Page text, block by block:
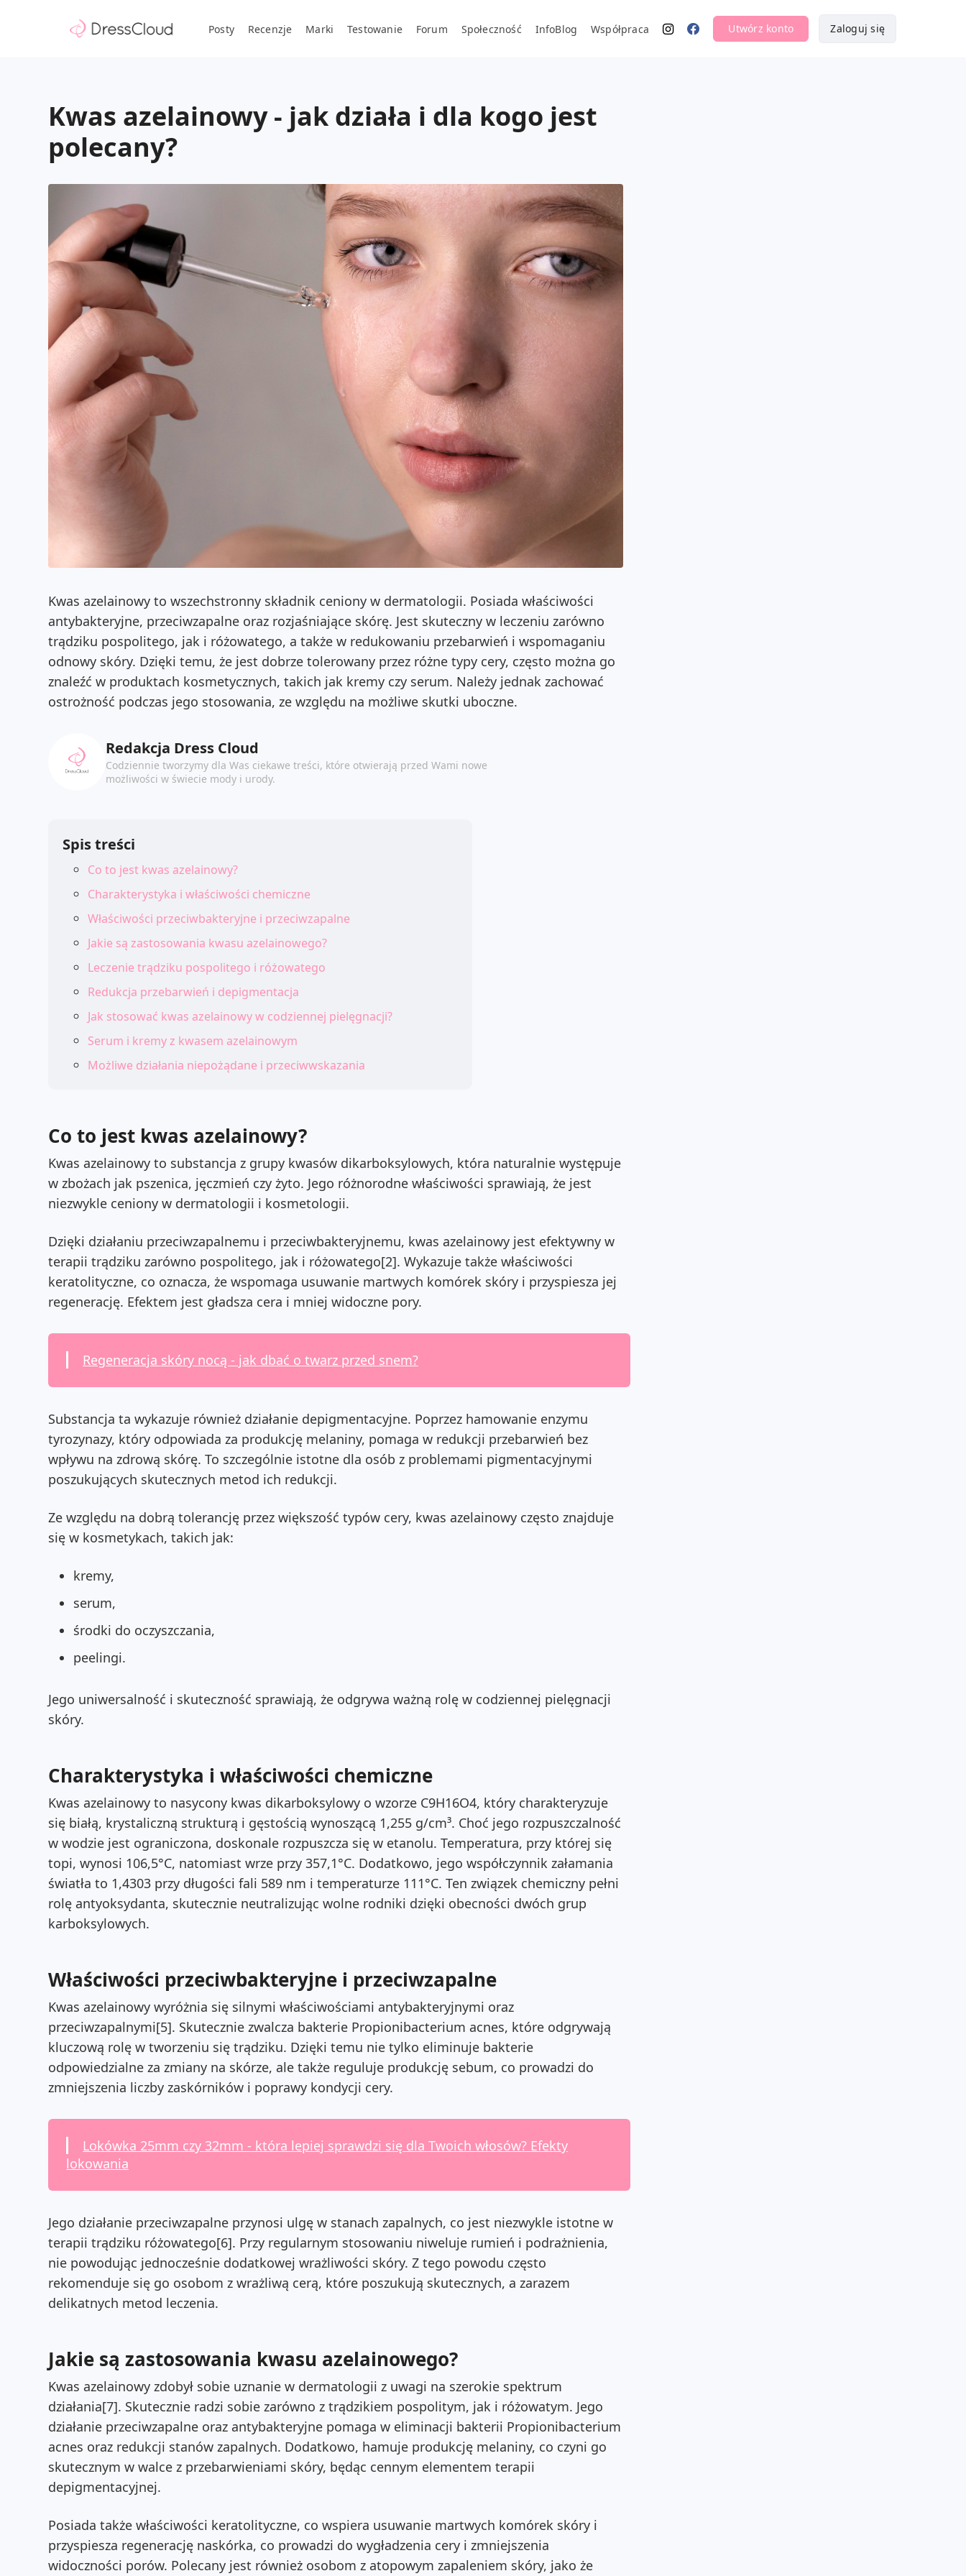
Posty Recenzje Marki Testowanie Forum Społeczność InfoBlog Współpraca Utwórz konto Zaloguj się
Kwas azelainowy - jak działa i dla kogo jest
polecany?
Kwas azelainowy to wszechstronny składnik ceniony w dermatologii. Posiada właściwości
antybakteryjne, przeciwzapalne oraz rozjaśniające skórę. Jest skuteczny w leczeniu zarówno
trądziku pospolitego, jak i różowatego, a także w redukowaniu przebarwień i wspomaganiu
odnowy skóry. Dzięki temu, że jest dobrze tolerowany przez różne typy cery, często można go
znaleźć w produktach kosmetycznych, takich jak kremy czy serum. Należy jednak zachować
ostrożność podczas jego stosowania, ze względu na możliwe skutki uboczne.
Redakcja Dress Cloud
Codziennie tworzymy dla Was ciekawe treści, które otwierają przed Wami nowe
możliwości w świecie mody i urody.
Spis treści
Co to jest kwas azelainowy?
Charakterystyka i właściwości chemiczne
Właściwości przeciwbakteryjne i przeciwzapalne
Jakie są zastosowania kwasu azelainowego?
Leczenie trądziku pospolitego i różowatego
Redukcja przebarwień i depigmentacja
Jak stosować kwas azelainowy w codziennej pielęgnacji?
Serum i kremy z kwasem azelainowym
Możliwe działania niepożądane i przeciwwskazania
Co to jest kwas azelainowy?
Kwas azelainowy to substancja z grupy kwasów dikarboksylowych, która naturalnie występuje
w zbożach jak pszenica, jęczmień czy żyto. Jego różnorodne właściwości sprawiają, że jest
niezwykle ceniony w dermatologii i kosmetologii.
Dzięki działaniu przeciwzapalnemu i przeciwbakteryjnemu, kwas azelainowy jest efektywny w
terapii trądziku zarówno pospolitego, jak i różowatego[2]. Wykazuje także właściwości
keratolityczne, co oznacza, że wspomaga usuwanie martwych komórek skóry i przyspiesza jej
regenerację. Efektem jest gładsza cera i mniej widoczne pory.
Regeneracja skóry nocą - jak dbać o twarz przed snem?
Substancja ta wykazuje również działanie depigmentacyjne. Poprzez hamowanie enzymu
tyrozynazy, który odpowiada za produkcję melaniny, pomaga w redukcji przebarwień bez
wpływu na zdrową skórę. To szczególnie istotne dla osób z problemami pigmentacyjnymi
poszukujących skutecznych metod ich redukcji.
Ze względu na dobrą tolerancję przez większość typów cery, kwas azelainowy często znajduje
się w kosmetykach, takich jak:
kremy,
serum,
środki do oczyszczania,
peelingi.
Jego uniwersalność i skuteczność sprawiają, że odgrywa ważną rolę w codziennej pielęgnacji
skóry.
Charakterystyka i właściwości chemiczne
Kwas azelainowy to nasycony kwas dikarboksylowy o wzorze C9H16O4, który charakteryzuje
się białą, krystaliczną strukturą i gęstością wynoszącą 1,255 g/cm³. Choć jego rozpuszczalność
w wodzie jest ograniczona, doskonale rozpuszcza się w etanolu. Temperatura, przy której się
topi, wynosi 106,5°C, natomiast wrze przy 357,1°C. Dodatkowo, jego współczynnik załamania
światła to 1,4303 przy długości fali 589 nm i temperaturze 111°C. Ten związek chemiczny pełni
rolę antyoksydanta, skutecznie neutralizując wolne rodniki dzięki obecności dwóch grup
karboksylowych.
Właściwości przeciwbakteryjne i przeciwzapalne
Kwas azelainowy wyróżnia się silnymi właściwościami antybakteryjnymi oraz
przeciwzapalnymi[5]. Skutecznie zwalcza bakterie Propionibacterium acnes, które odgrywają
kluczową rolę w tworzeniu się trądziku. Dzięki temu nie tylko eliminuje bakterie
odpowiedzialne za zmiany na skórze, ale także reguluje produkcję sebum, co prowadzi do
zmniejszenia liczby zaskórników i poprawy kondycji cery.
Lokówka 25mm czy 32mm - która lepiej sprawdzi się dla Twoich włosów? Efekty
lokowania
Jego działanie przeciwzapalne przynosi ulgę w stanach zapalnych, co jest niezwykle istotne w
terapii trądziku różowatego[6]. Przy regularnym stosowaniu niweluje rumień i podrażnienia,
nie powodując jednocześnie dodatkowej wrażliwości skóry. Z tego powodu często
rekomenduje się go osobom z wrażliwą cerą, które poszukują skutecznych, a zarazem
delikatnych metod leczenia.
Jakie są zastosowania kwasu azelainowego?
Kwas azelainowy zdobył sobie uznanie w dermatologii z uwagi na szerokie spektrum
działania[7]. Skutecznie radzi sobie zarówno z trądzikiem pospolitym, jak i różowatym. Jego
działanie przeciwzapalne oraz antybakteryjne pomaga w eliminacji bakterii Propionibacterium
acnes oraz redukcji stanów zapalnych. Dodatkowo, hamuje produkcję melaniny, co czyni go
skutecznym w walce z przebarwieniami skóry, będąc cennym elementem terapii
depigmentacyjnej.
Posiada także właściwości keratolityczne, co wspiera usuwanie martwych komórek skóry i
przyspiesza regenerację naskórka, co prowadzi do wygładzenia cery i zmniejszenia
widoczności porów. Polecany jest również osobom z atopowym zapaleniem skóry, jako że